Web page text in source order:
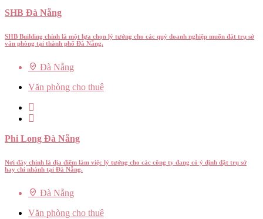
SHB Đà Nẵng
SHB Building chính là một lựa chọn lý tưởng cho các quý doanh nghiệp muốn đặt trụ sở
văn phòng tại thành phố Đà Nẵng.
Đà Nẵng
Văn phòng cho thuê
Phi Long Đà Nẵng
Nơi đây chính là địa điểm làm việc lý tưởng cho các công ty đang có ý định đặt trụ sở
hay chi nhánh tại Đà Nẵng.
Đà Nẵng
Văn phòng cho thuê